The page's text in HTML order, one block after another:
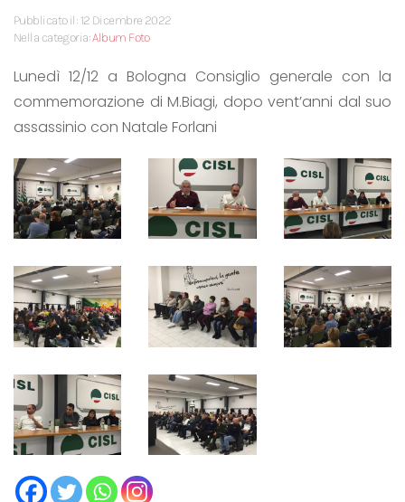
Pubblicato il: 12 Dicembre 2022
Nella categoria:Album Foto
Lunedì 12/12 a Bologna Consiglio generale con la
commemorazione di M.Biagi, dopo vent’anni dal suo
assassinio con Natale Forlani